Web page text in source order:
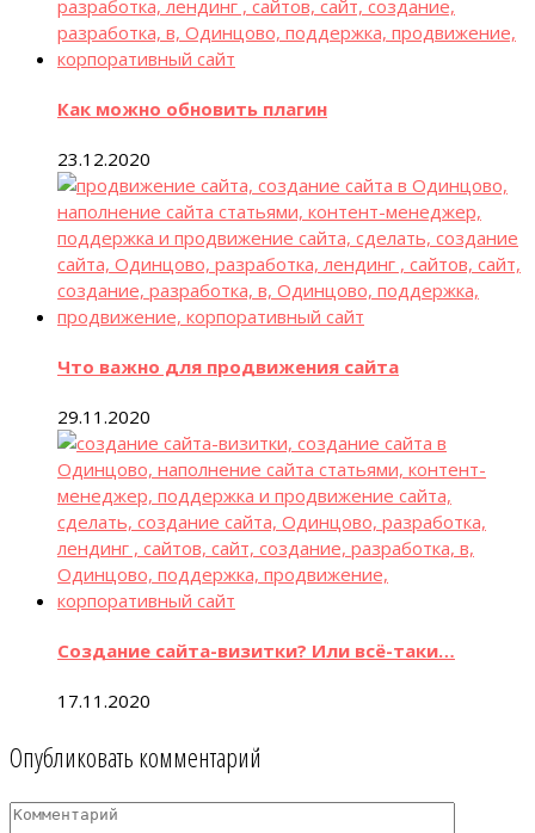
Как можно обновить плагин
23.12.2020
Что важно для продвижения сайта
29.11.2020
Создание сайта-визитки? Или всё-таки…
17.11.2020
Опубликовать комментарий